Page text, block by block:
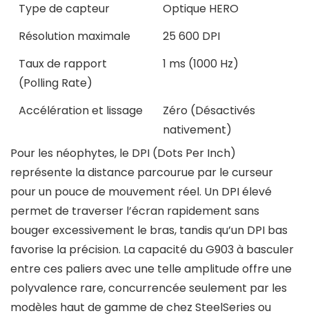
Type de capteur
Optique HERO
Résolution maximale
25 600 DPI
Taux de rapport
(Polling Rate)
1 ms (1000 Hz)
Accélération et lissage
Zéro (Désactivés
nativement)
Pour les néophytes, le DPI (Dots Per Inch)
représente la distance parcourue par le curseur
pour un pouce de mouvement réel. Un DPI élevé
permet de traverser l’écran rapidement sans
bouger excessivement le bras, tandis qu’un DPI bas
favorise la précision. La capacité du G903 à basculer
entre ces paliers avec une telle amplitude offre une
polyvalence rare, concurrencée seulement par les
modèles haut de gamme de chez SteelSeries ou